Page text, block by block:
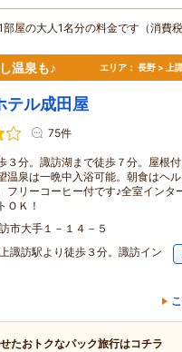
部屋の大人1名分の料金です（消費
温泉も♪ エリア： 長野 > 上
テル成田屋
75件
３分。諏訪湖まで徒歩７分。屋根
温泉は一晩中入浴可能。朝食はヘ
フリーコーヒー付です♪全室インタ
ＯＫ！
市大手１－１４－５
諏訪駅より徒歩３分。諏訪イン
たおトクなパック旅行はコチラ